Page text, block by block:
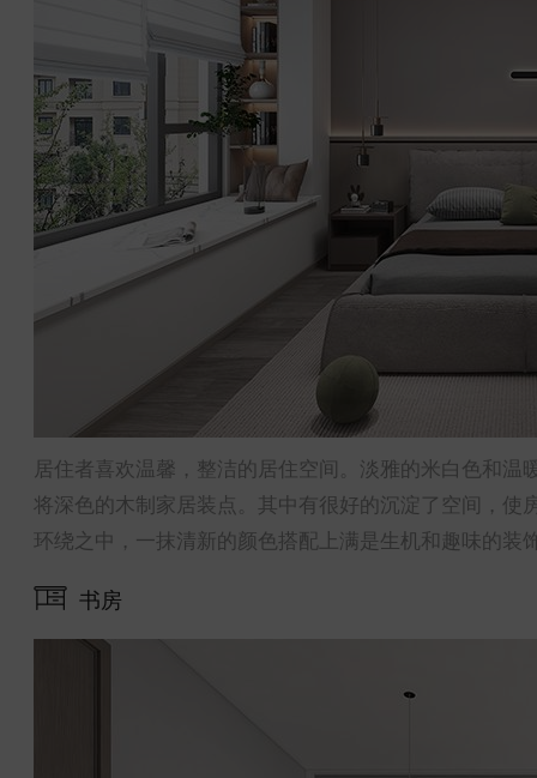
居住者喜欢温馨，整洁的居住空间。淡雅的米白色和
将深色的木制家居装点。其中有很好的沉淀了空间，
环绕之中，一抹清新的颜色搭配上满是生机和趣味的装
书房